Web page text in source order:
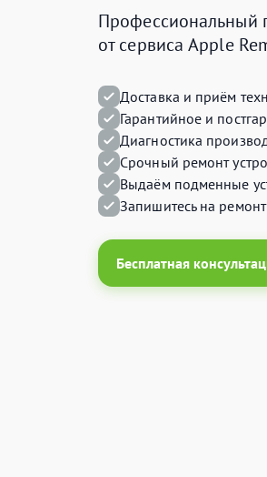
Профессиональный
от сервиса Apple
Доставка и приём
Гарантийное и
Диагностика
Срочный ремонт
Выдаём подменные
Запишитесь на
Бесплатная